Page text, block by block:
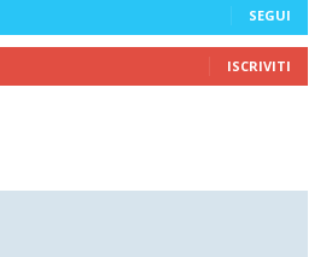
SEGUI
ISCRIVITI